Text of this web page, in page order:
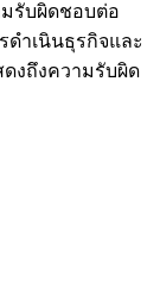
รับผิดชอบต่อ
ดำเนินธุรกิจและ
งถึงความรับผิด